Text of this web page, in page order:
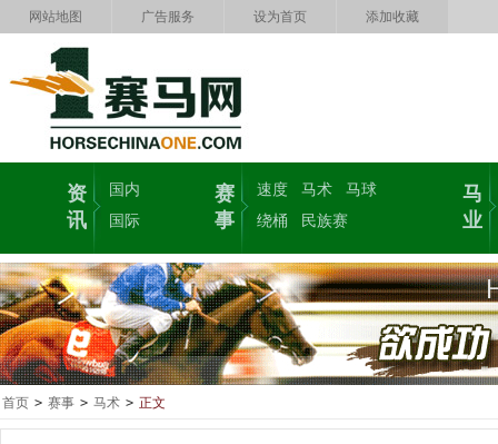
网站地图 广告服务 设为首页 添加收藏
资
讯
国内
国际
赛
事
速度 马术
马球
绕桶
民族赛
马
业
首页 > 赛事 > 马术 > 正文